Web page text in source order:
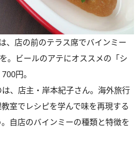
、店の前のテラス席でバインミー
。ビールのアテにオススメの「シ
円。
、店主・岸本紀子さん。海外旅行
室でレシピを学んで味を再現する
自店のバインミーの種類と特徴を